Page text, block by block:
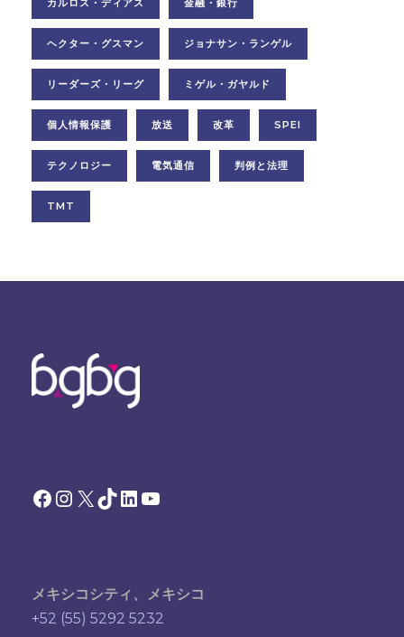
カルロス・ディアス 金融・銀行
ヘクター・グスマン ジョナサン・ランゲル
リーダーズ・リーグ ミゲル・ガヤルド
個人情報保護 放送 改革 SPEI
テクノロジー 電気通信 判例と法理
TMT
Facebook Instagram X TikTok LinkedIn YouTube
メキシコシティ、メキシコ
+52 (55) 5292 5232